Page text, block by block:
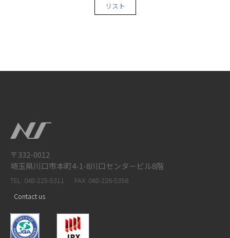
リスト
〒332-0012
埼玉県川口市本町4-1-8川口センタ－ビル8階
TEL: 048-225-5311
FAX: 048-226-5356
Contact us